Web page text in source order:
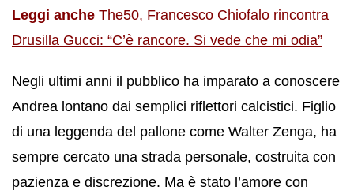
Leggi anche The50, Francesco Chiofalo rincontra
Drusilla Gucci: “C’è rancore. Si vede che mi odia”
Negli ultimi anni il pubblico ha imparato a conoscere
Andrea lontano dai semplici riflettori calcistici. Figlio
di una leggenda del pallone come Walter Zenga, ha
sempre cercato una strada personale, costruita con
pazienza e discrezione. Ma è stato l’amore con